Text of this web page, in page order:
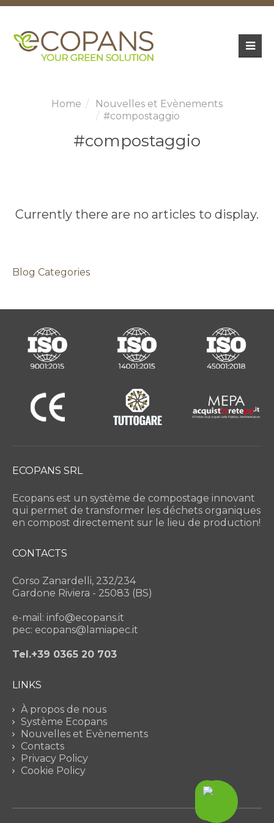
Nouvelles et Evènements
#compostaggio
#compostaggio
Currently there are no articles to display.
Blog Categories
ECOPANS SRL
Ecopans est un système de compostage innovant
qui permet de transformer les déchets organiques
en compost directement sur le lieu de production!
CONTACTS
Corso Zanardelli, 232/234
Gardone Riviera - 25083 (BS)
e-mail: info@ecopans.it
pec: ecopans@lamiapec.it
Tel.+39 0365 20 703
LINKS
À propos de nous
Système Ecopans
Nouvelles et Evènements
Contacts
Privacy Policy
Cookie Policy